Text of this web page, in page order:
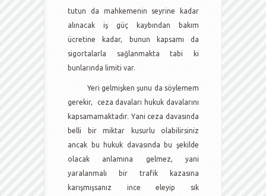
tutun da mahkemenin seyrine kadar
alınacak iş güç kaybından bakım
ücretine kadar, bunun kapsamı da
sigortalarla sağlanmakta tabi ki
bunlarında limiti var.
Yeri gelmişken şunu da söylemem
gerekir, ceza davaları hukuk davalarını
kapsamamaktadır. Yani ceza davasında
belli bir miktar kusurlu olabilirsiniz
ancak bu hukuk davasında bu şekilde
olacak anlamına gelmez, yani
yaralanmalı bir trafik kazasına
karışmışsanız ince eleyip sık